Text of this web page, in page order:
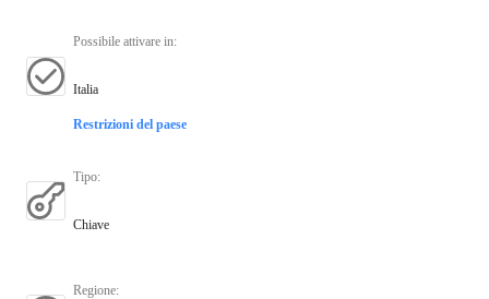
Possibile attivare in:
Italia
Restrizioni del paese
Tipo:
Chiave
Regione: